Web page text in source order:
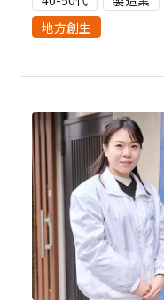
地方創生